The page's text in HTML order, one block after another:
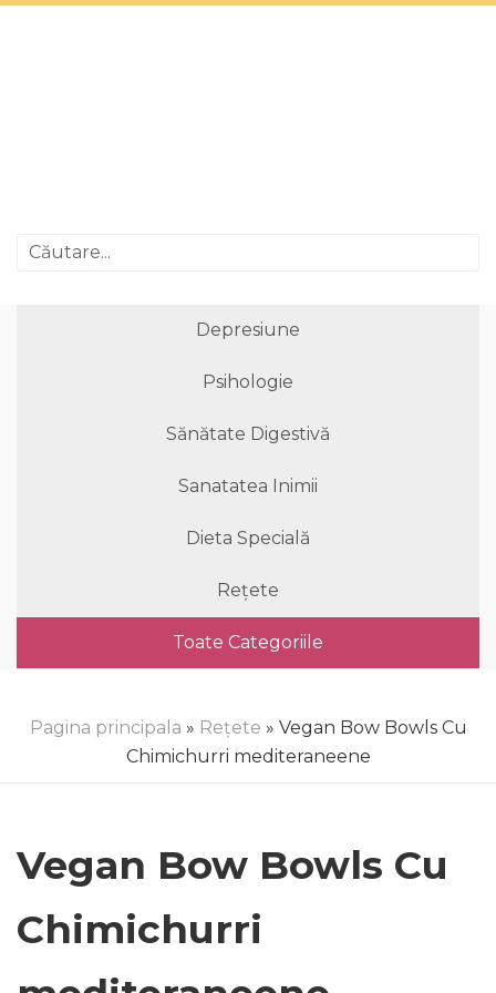
Depresiune
Psihologie
Sănătate Digestivă
Sanatatea Inimii
Dieta Specială
Rețete
Toate Categoriile
Pagina principala » Rețete » Vegan Bow Bowls Cu
Chimichurri mediteraneene
Vegan Bow Bowls Cu
Chimichurri